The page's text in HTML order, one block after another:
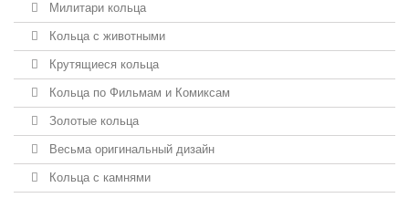
Милитари кольца
Кольца с животными
Крутящиеся кольца
Кольца по Фильмам и Комиксам
Золотые кольца
Весьма оригинальный дизайн
Кольца с камнями